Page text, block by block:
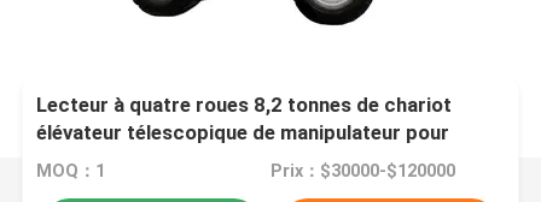
Lecteur à quatre roues 8,2 tonnes de chariot
élévateur télescopique de manipulateur pour
industriel
MOQ：1 Prix：$30000-$120000